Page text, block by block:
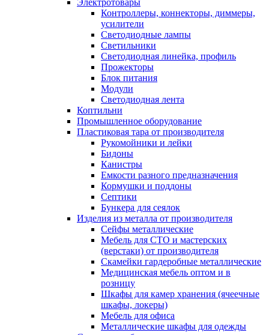
Электротовары
Контроллеры, коннекторы, диммеры,
усилители
Светодиодные лампы
Светильники
Светодиодная линейка, профиль
Прожекторы
Блок питания
Модули
Светодиодная лента
Коптильни
Промышленное оборудование
Пластиковая тара от производителя
Рукомойники и лейки
Бидоны
Канистры
Емкости разного предназначения
Кормушки и поддоны
Септики
Бункера для сеялок
Изделия из металла от производителя
Сейфы металлические
Мебель для СТО и мастерских
(верстаки) от производителя
Скамейки гардеробные металлические
Медицинская мебель оптом и в
розницу
Шкафы для камер хранения (ячеечные
шкафы, локеры)
Мебель для офиса
Металлические шкафы для одежды